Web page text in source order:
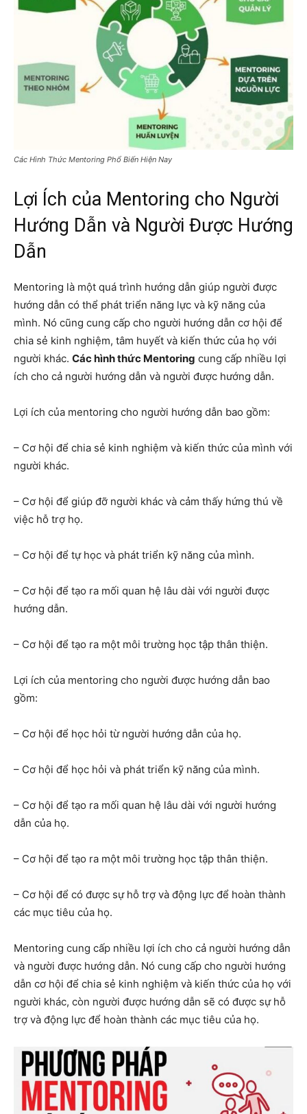
Các Hình Thức Mentoring Phổ Biến Hiện Nay
Lợi Ích của Mentoring cho Người
Hướng Dẫn và Người Được Hướng
Dẫn
Mentoring là một quá trình hướng dẫn giúp người được
hướng dẫn có thể phát triển năng lực và kỹ năng của
mình. Nó cũng cung cấp cho người hướng dẫn cơ hội để
chia sẻ kinh nghiệm, tâm huyết và kiến thức của họ với
người khác. Các hình thức Mentoring cung cấp nhiều lợi
ích cho cả người hướng dẫn và người được hướng dẫn.
Lợi ích của mentoring cho người hướng dẫn bao gồm:
– Cơ hội để chia sẻ kinh nghiệm và kiến thức của mình với
người khác.
– Cơ hội để giúp đỡ người khác và cảm thấy hứng thú về
việc hỗ trợ họ.
– Cơ hội để tự học và phát triển kỹ năng của mình.
– Cơ hội để tạo ra mối quan hệ lâu dài với người được
hướng dẫn.
– Cơ hội để tạo ra một môi trường học tập thân thiện.
Lợi ích của mentoring cho người được hướng dẫn bao
gồm:
– Cơ hội để học hỏi từ người hướng dẫn của họ.
– Cơ hội để học hỏi và phát triển kỹ năng của mình.
– Cơ hội để tạo ra mối quan hệ lâu dài với người hướng
dẫn của họ.
– Cơ hội để tạo ra một môi trường học tập thân thiện.
– Cơ hội để có được sự hỗ trợ và động lực để hoàn thành
các mục tiêu của họ.
Mentoring cung cấp nhiều lợi ích cho cả người hướng dẫn
và người được hướng dẫn. Nó cung cấp cho người hướng
dẫn cơ hội để chia sẻ kinh nghiệm và kiến thức của họ với
người khác, còn người được hướng dẫn sẽ có được sự hỗ
trợ và động lực để hoàn thành các mục tiêu của họ.